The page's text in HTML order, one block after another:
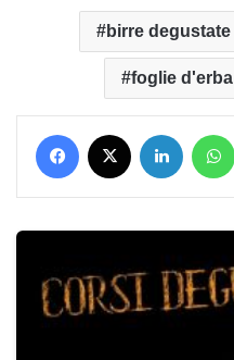
birre degustate
foglie d'erba
Facebook LinkedIn